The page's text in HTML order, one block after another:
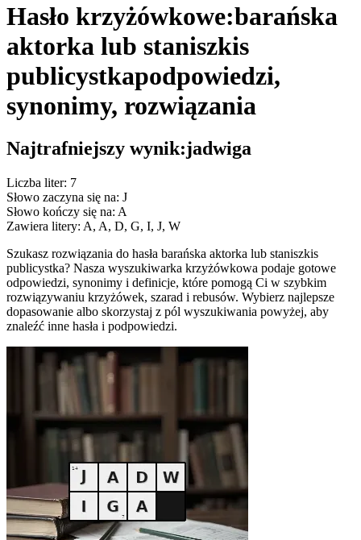
Hasło krzyżówkowe:barańska
aktorka lub staniszkis
publicystkapodpowiedzi,
synonimy, rozwiązania
Najtrafniejszy wynik:jadwiga
Liczba liter: 7
Słowo zaczyna się na: J
Słowo kończy się na: A
Zawiera litery: A, A, D, G, I, J, W
Szukasz rozwiązania do hasła barańska aktorka lub staniszkis
publicystka? Nasza wyszukiwarka krzyżówkowa podaje gotowe
odpowiedzi, synonimy i definicje, które pomogą Ci w szybkim
rozwiązywaniu krzyżówek, szarad i rebusów. Wybierz najlepsze
dopasowanie albo skorzystaj z pól wyszukiwania powyżej, aby
znaleźć inne hasła i podpowiedzi.